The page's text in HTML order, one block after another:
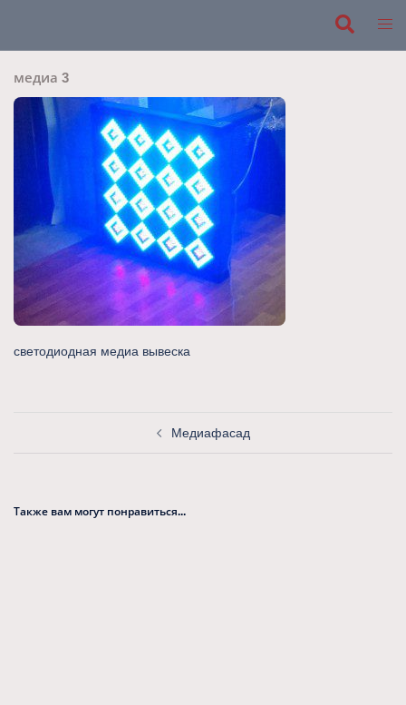
Поиск
медиа 3
светодиодная медиа вывеска
Медиафасад
Также вам могут понравиться...